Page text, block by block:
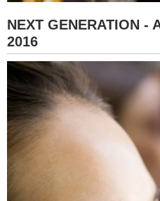
NEXT GENERATION -
2016